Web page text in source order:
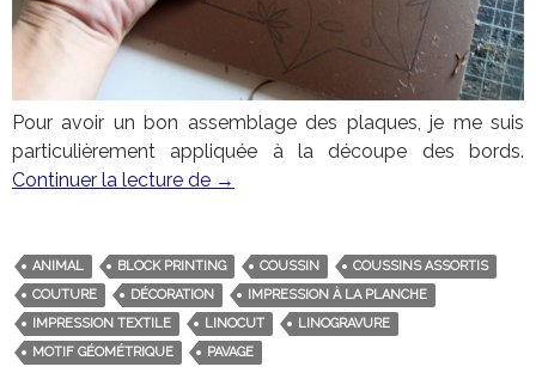
Pour avoir un bon assemblage des plaques, je me suis
particulièrement appliquée à la découpe des bords.
Continuer la lecture de Le coussin en carrelage
→
ANIMAL BLOCK PRINTING COUSSIN
COUSSINS ASSORTIS
COUTURE
DÉCORATION
IMPRESSION À LA PLANCHE
IMPRESSION TEXTILE
LINOCUT
LINOGRAVURE
MOTIF GÉOMÉTRIQUE
PAVAGE